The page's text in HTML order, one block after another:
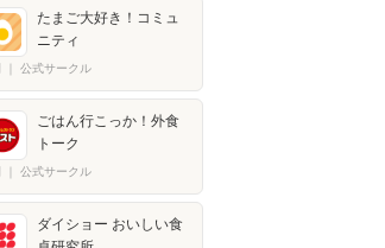
たまご大好き！コミュ
ニティ
公式サークル
ごはん行こっか！外食
トーク
公式サークル
ダイショー おいしい食